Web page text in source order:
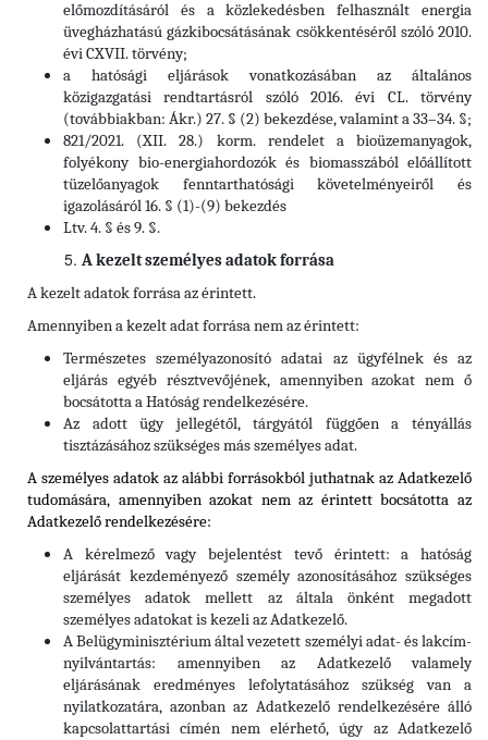
előmozdításáról és a közlekedésben felhasznált energia
üvegházhatású gázkibocsátásának csökkentéséről szóló 2010.
évi CXVII. törvény;
a hatósági eljárások vonatkozásában az általános
közigazgatási rendtartásról szóló 2016. évi CL. törvény
(továbbiakban: Ákr.) 27. § (2) bekezdése, valamint a 33–34. §;
821/2021. (XII. 28.) korm. rendelet a bioüzemanyagok,
folyékony bio-energiahordozók és biomasszából előállított
tüzelőanyagok fenntarthatósági követelményeiről és
igazolásáról 16. § (1)-(9) bekezdés
Ltv. 4. § és 9. §.
A kezelt személyes adatok forrása
A kezelt adatok forrása az érintett.
Amennyiben a kezelt adat forrása nem az érintett:
Természetes személyazonosító adatai az ügyfélnek és az
eljárás egyéb résztvevőjének, amennyiben azokat nem ő
bocsátotta a Hatóság rendelkezésére.
Az adott ügy jellegétől, tárgyától függően a tényállás
tisztázásához szükséges más személyes adat.
A személyes adatok az alábbi forrásokból juthatnak az Adatkezelő
tudomására, amennyiben azokat nem az érintett bocsátotta az
Adatkezelő rendelkezésére:
A kérelmező vagy bejelentést tevő érintett: a hatóság
eljárását kezdeményező személy azonosításához szükséges
személyes adatok mellett az általa önként megadott
személyes adatokat is kezeli az Adatkezelő.
A Belügyminisztérium által vezetett személyi adat- és lakcím-
nyilvántartás: amennyiben az Adatkezelő valamely
eljárásának eredményes lefolytatásához szükség van a
nyilatkozatára, azonban az Adatkezelő rendelkezésére álló
kapcsolattartási címén nem elérhető, úgy az Adatkezelő